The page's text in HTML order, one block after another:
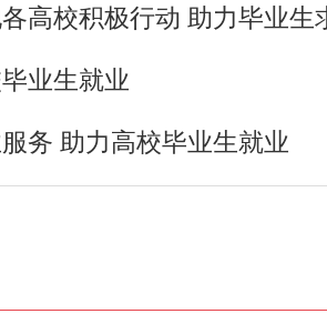
高校积极行动 助力毕业生
业生就业
务 助力高校毕业生就业